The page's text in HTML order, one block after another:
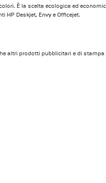
È la scelta ecologica ed
HP Deskjet, Envy e Officejet.
altri prodotti pubblicitari e di